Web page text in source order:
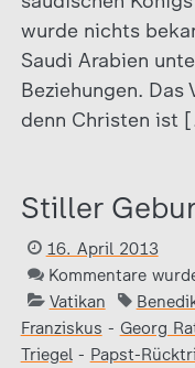
wurde nichts
Saudi Arabien
Beziehungen.
denn Christen ist
Stiller
16. April 2013
Kommentare
Vatikan
Franziskus - Georg
Triegel- Papst-